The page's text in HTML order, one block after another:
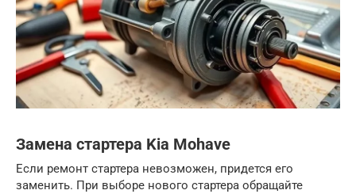
Замена стартера Kia Mohave
Если ремонт стартера невозможен, придется его
заменить. При выборе нового стартера обращайте